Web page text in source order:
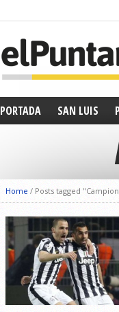
PORTADA SAN LUIS
Home / Posts tagged